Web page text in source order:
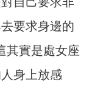
要求身邊的
其實是處女座
身上放感